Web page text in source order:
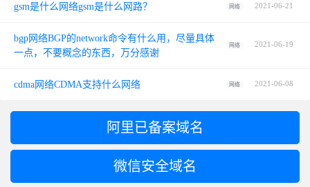
gsm是什么网络gsm是什么网路？ 网络 2021-06-21
bgp网络BGP的network命令有什么用，尽量具体
一点，不要概念的东西，万分感谢
网络 2021-06-19
cdma网络CDMA支持什么网络 网络 2021-06-08
阿里已备案域名
微信安全域名